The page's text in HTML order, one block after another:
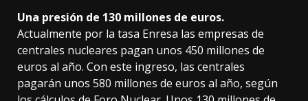
Una presión de 130 millones de euros.
Actualmente por la tasa Enresa las empresas de
centrales nucleares pagan unos 450 millones de
euros al año. Con este ingreso, las centrales
pagarán unos 580 millones de euros al año, según